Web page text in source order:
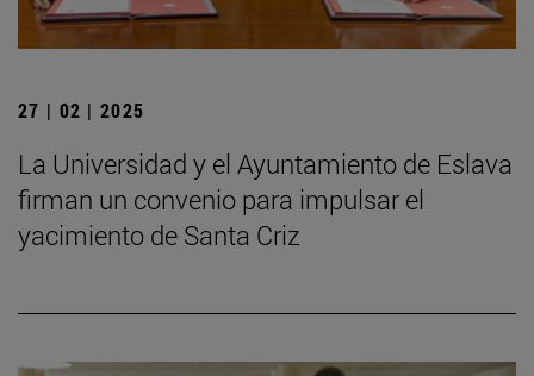
27 | 02 | 2025
La Universidad y el Ayuntamiento de Eslava
firman un convenio para impulsar el
yacimiento de Santa Criz